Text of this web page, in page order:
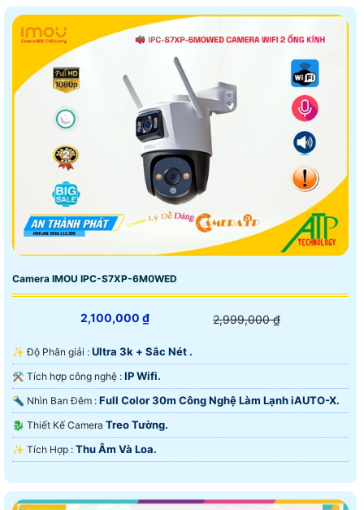
Camera IMOU IPC-S7XP-6M0WED
2,100,000 ₫ 2,999,000 ₫
✨ Độ Phân giải : Ultra 3k + Sắc Nét .
⚒ Tích hợp công nghệ : IP Wifi.
🔦 Nhìn Ban Đêm : Full Color 30m Công Nghệ Làm Lạnh iAUTO-X.
🐉️ Thiết Kế Camera Treo Tường.
️✨ Tích Hợp : Thu Âm Và Loa.